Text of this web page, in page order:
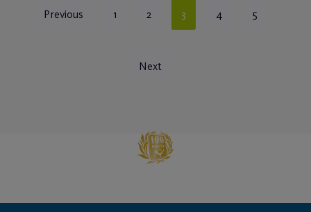
Previous 1 2 3 4 5
Next